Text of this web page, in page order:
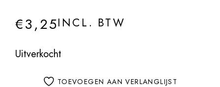
€3,25INCL. BTW
Uitverkocht
TOEVOEGEN AAN VERLANGLIJST